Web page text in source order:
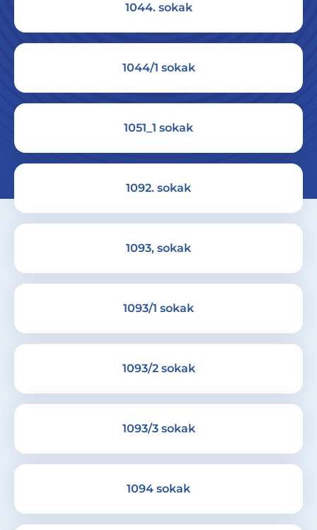
1044. sokak
1044/1 sokak
1051_1 sokak
1092. sokak
1093, sokak
1093/1 sokak
1093/2 sokak
1093/3 sokak
1094 sokak